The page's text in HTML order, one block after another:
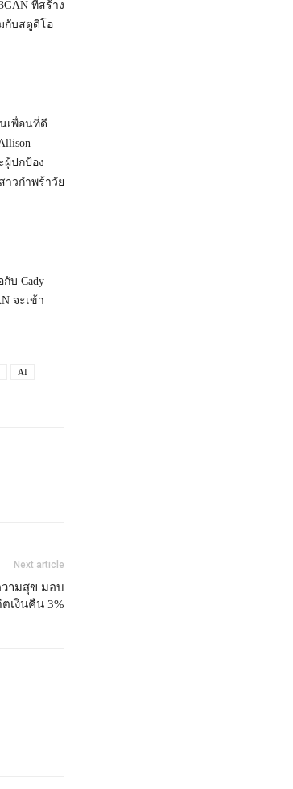
ที่สร้าง
มกับสตูดิโอ
เพื่อนที่ดี
ผู้ปกป้อง
าวกำพร้าวัย
บ Cady
จะเข้า
AI
Next article
ามสุข มอบ
ตเงินคืน 3%